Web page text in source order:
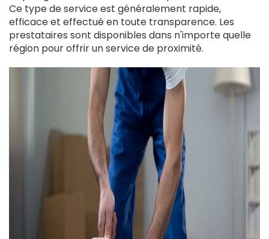
externe)
Ce type de service est généralement rapide,
efficace et effectué en toute transparence. Les
prestataires sont disponibles dans n'importe quelle
région pour offrir un service de proximité.